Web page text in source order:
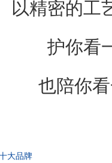
以精密的工
护你看
也陪你
大品牌